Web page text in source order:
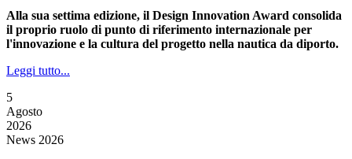
Alla sua settima edizione, il Design Innovation Award consolida
il proprio ruolo di punto di riferimento internazionale per
l'innovazione e la cultura del progetto nella nautica da diporto.
Leggi tutto...
5
Agosto
2026
News 2026